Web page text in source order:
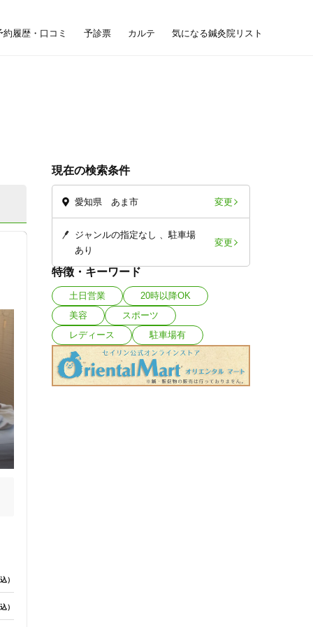
約履歴・口コミ 予診票 カルテ 気になる鍼灸院リスト
現在の検索条件
愛知県 あま市 変更
ジャンルの指定なし
駐車場
あり
変更
特徴・キーワード
土日営業
20時以降OK
美容
スポーツ
レディース
駐車場有
）
）